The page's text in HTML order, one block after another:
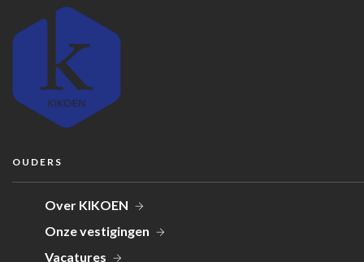
OUDERS
Over KIKOEN
Onze vestigingen
Vacatures